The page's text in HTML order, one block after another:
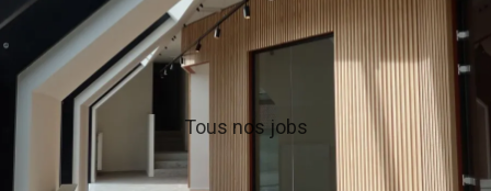
Tous nos jobs